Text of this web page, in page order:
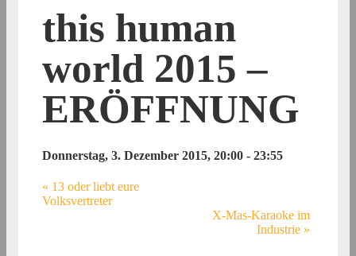
this human
world 2015 –
ERÖFFNUNG
Donnerstag, 3. Dezember 2015, 20:00 - 23:55
« 13 oder liebt eure
Volksvertreter
X-Mas-Karaoke im
Industrie »